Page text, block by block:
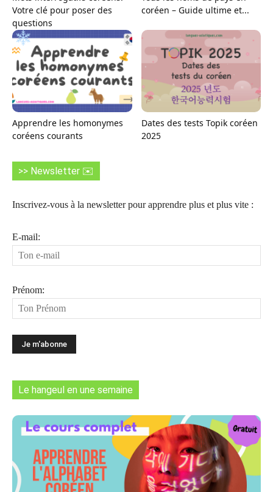
Votre clé pour poser des
questions
coréen – Guide ultime et...
Apprendre les homonymes
coréens courants
Dates des tests Topik coréen
2025
>> Newsletter ✉️
Inscrivez-vous à la newsletter pour apprendre plus et plus vite :
E-mail:
Prénom:
Le hangeul en une semaine